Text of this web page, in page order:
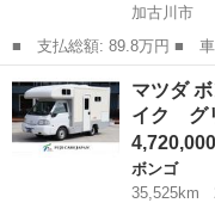
加古川市
■ 支払総額: 89.8万円 ■ 車両本体価格： 748,000 円 ■ メーカー
名： マツダ ■ 車種名：
アコン パワステ パワー
距離無制限保...
兵庫 加古川市 ボンゴ
マツダ
イク グ
ボンゴ
35,525km